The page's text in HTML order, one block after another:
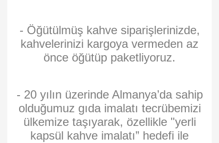
- Öğütülmüş kahve siparişlerinizde,
kahvelerinizi kargoya vermeden az
önce öğütüp paketliyoruz.
- 20 yılın üzerinde Almanya’da sahip
olduğumuz gıda imalatı tecrübemizi
ülkemize taşıyarak, özellikle "yerli
kapsül kahve imalatı” hedefi ile